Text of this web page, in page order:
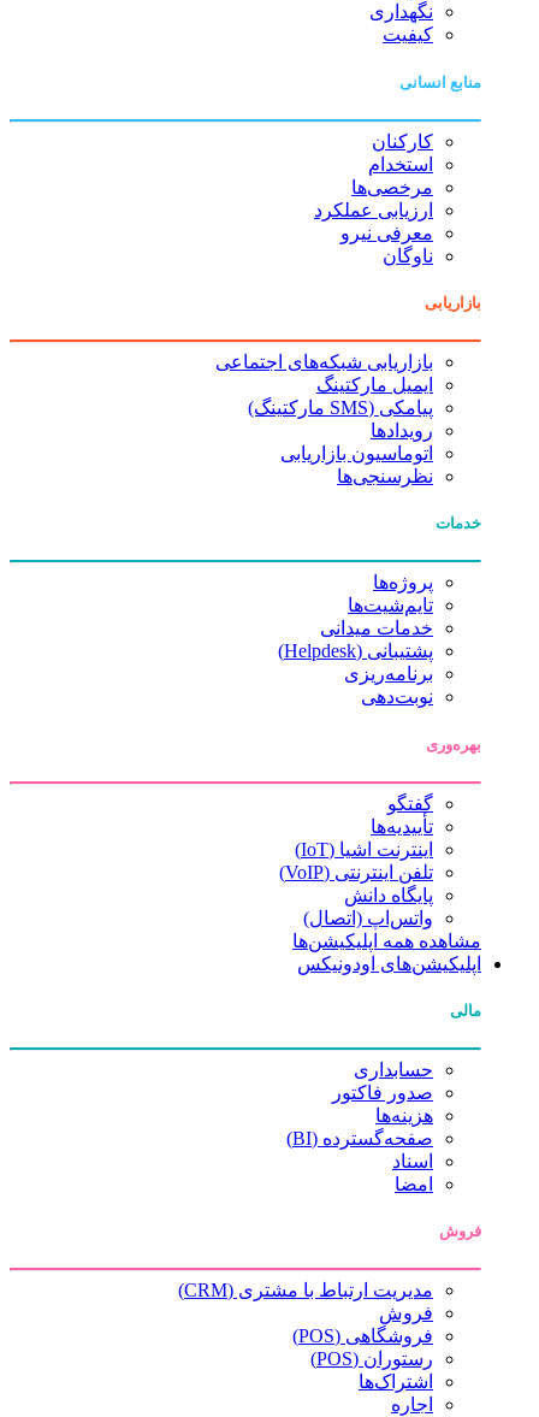
نگهداری
کیفیت
منابع انسانی
کارکنان
استخدام
مرخصی‌ها
ارزیابی عملکرد
معرفی نیرو
ناوگان
بازاریابی
بازاریابی شبکه‌های اجتماعی
ایمیل مارکتینگ
پیامکی (SMS مارکتینگ)
رویدادها
اتوماسیون بازاریابی
نظرسنجی‌ها
خدمات
پروژه‌ها
تایم‌شیت‌ها
خدمات میدانی
پشتیبانی (Helpdesk)
برنامه‌ریزی
نوبت‌دهی
بهره‌وری
گفتگو
تأییدیه‌ها
اینترنت اشیا (IoT)
تلفن اینترنتی (VoIP)
پایگاه دانش
واتس‌اپ (اتصال)
مشاهده همه اپلیکیشن‌ها
اپلیکیشن‌های اودونیکس
مالی
حسابداری
صدور فاکتور
هزینه‌ها
صفحه‌گسترده (BI)
اسناد
امضا
فروش
مدیریت ارتباط با مشتری (CRM)
فروش
فروشگاهی (POS)
رستوران (POS)
اشتراک‌ها
اجاره